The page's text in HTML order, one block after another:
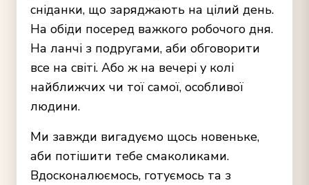
сніданки, що заряджають на цілий день.
На обіди посеред важкого робочого дня.
На ланчі з подругами, аби обговорити
все на світі. Або ж на вечері у колі
найближчих чи тої самої, особливої
людини.
Ми завжди вигадуємо щось новеньке,
аби потішити тебе смаколиками.
Вдосконалюємось, готуємось та з